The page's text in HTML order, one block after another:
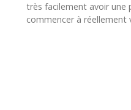
très facilement avoir une
commencer à réellement